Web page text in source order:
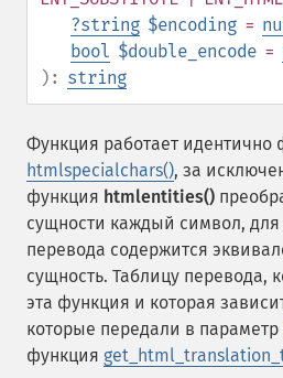
?string $encoding =
bool $double_encode =
): string
Функция работает идентично
htmlspecialchars(), за
функция htmlentities()
сущности каждый символ, для
перевода содержится
сущность. Таблицу перевода,
эта функция и которая
которые передали в параметр
функция